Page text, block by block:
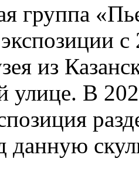
группа
из
улице. В
данную